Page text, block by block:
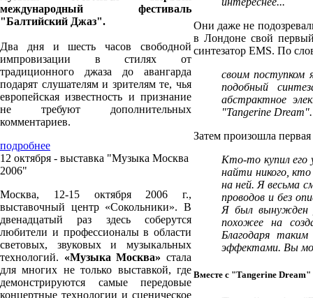
международный фестиваль
"Балтийский Джаз".
Два дня и шесть часов свободной
импровизации в стилях от
традиционного джаза до авангарда
подарят слушателям и зрителям те, чья
европейская известность и признание
не требуют дополнительных
комментариев.
подробнее
12 октября - выставка "Музыка Москва
2006"
Москва, 12-15 октября 2006 г.,
выставочный центр «Сокольники». В
двенадцатый раз здесь соберутся
любители и профессионалы в области
световых, звуковых и музыкальных
технологий. «Музыка Москва» стала
для многих не только выставкой, где
демонстрируются самые передовые
концертные технологии и сценическое
Они даже не
в Лондоне свой
синтезатор EMS. По
своим поступком
подобный
абстрактное
"Tangerine Dream".
Затем произошла
Кто-то купил его
найти никого,
на ней. Я весьма
проводов и без
Я был вынужден
похожее на
Благодаря
эффектами. Вы
Вместе с "Tangerine Dream"